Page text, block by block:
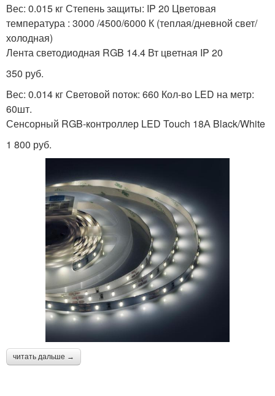
Вес: 0.015 кг Степень защиты: IP 20 Цветовая
температура : 3000 /4500/6000 К (теплая/дневной свет/
холодная)
Лента светодиодная RGB 14.4 Вт цветная IP 20
350 руб.
Вес: 0.014 кг Световой поток: 660 Кол-во LED на метр:
60шт.
Сенсорный RGB-контроллер LED Touch 18А Black/White
1 800 руб.
читать дальше →